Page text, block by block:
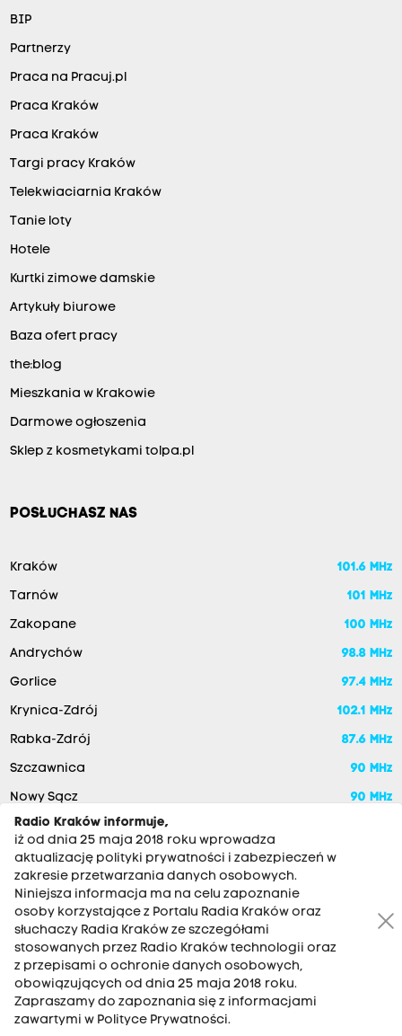
BIP
Partnerzy
Praca na Pracuj.pl
Praca Kraków
Praca Kraków
Targi pracy Kraków
Telekwiaciarnia Kraków
Tanie loty
Hotele
Kurtki zimowe damskie
Artykuły biurowe
Baza ofert pracy
the:blog
Mieszkania w Krakowie
Darmowe ogłoszenia
Sklep z kosmetykami tolpa.pl
POSŁUCHASZ NAS
Kraków 101.6 MHz
Tarnów 101 MHz
Zakopane 100 MHz
Andrychów 98.8 MHz
Gorlice 97.4 MHz
Krynica-Zdrój 102.1 MHz
Rabka-Zdrój 87.6 MHz
Szczawnica 90 MHz
Nowy Sącz 90 MHz
RADIO KRAKÓW SA. Aleja Juliusza Słowackiego 22, 30-007
Kraków
Antena: 12 200 33 33
Radio Kraków informuje,
iż od dnia 25 maja 2018 roku wprowadza
aktualizację polityki prywatności i zabezpieczeń w
zakresie przetwarzania danych osobowych.
Niniejsza informacja ma na celu zapoznanie
osoby korzystające z Portalu Radia Kraków oraz
słuchaczy Radia Kraków ze szczegółami
stosowanych przez Radio Kraków technologii oraz
z przepisami o ochronie danych osobowych,
obowiązujących od dnia 25 maja 2018 roku.
Zapraszamy do zapoznania się z informacjami
zawartymi w Polityce Prywatności.